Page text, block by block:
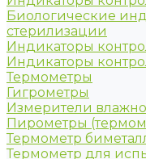
Биологические
стерилизации
Индикаторы
Индикаторы
Термометры
Гигрометры
Измерители
Пирометры
Термометр
Термометр для